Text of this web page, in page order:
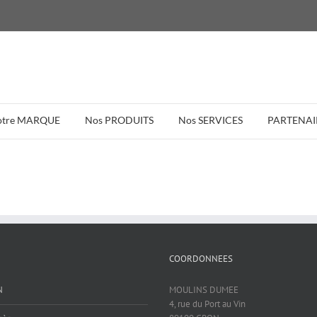
MARQUE Nos PRODUITS Nos SERVICES
COORDONNEES
MOULINS DUMEE
4, rue du Port au Vin